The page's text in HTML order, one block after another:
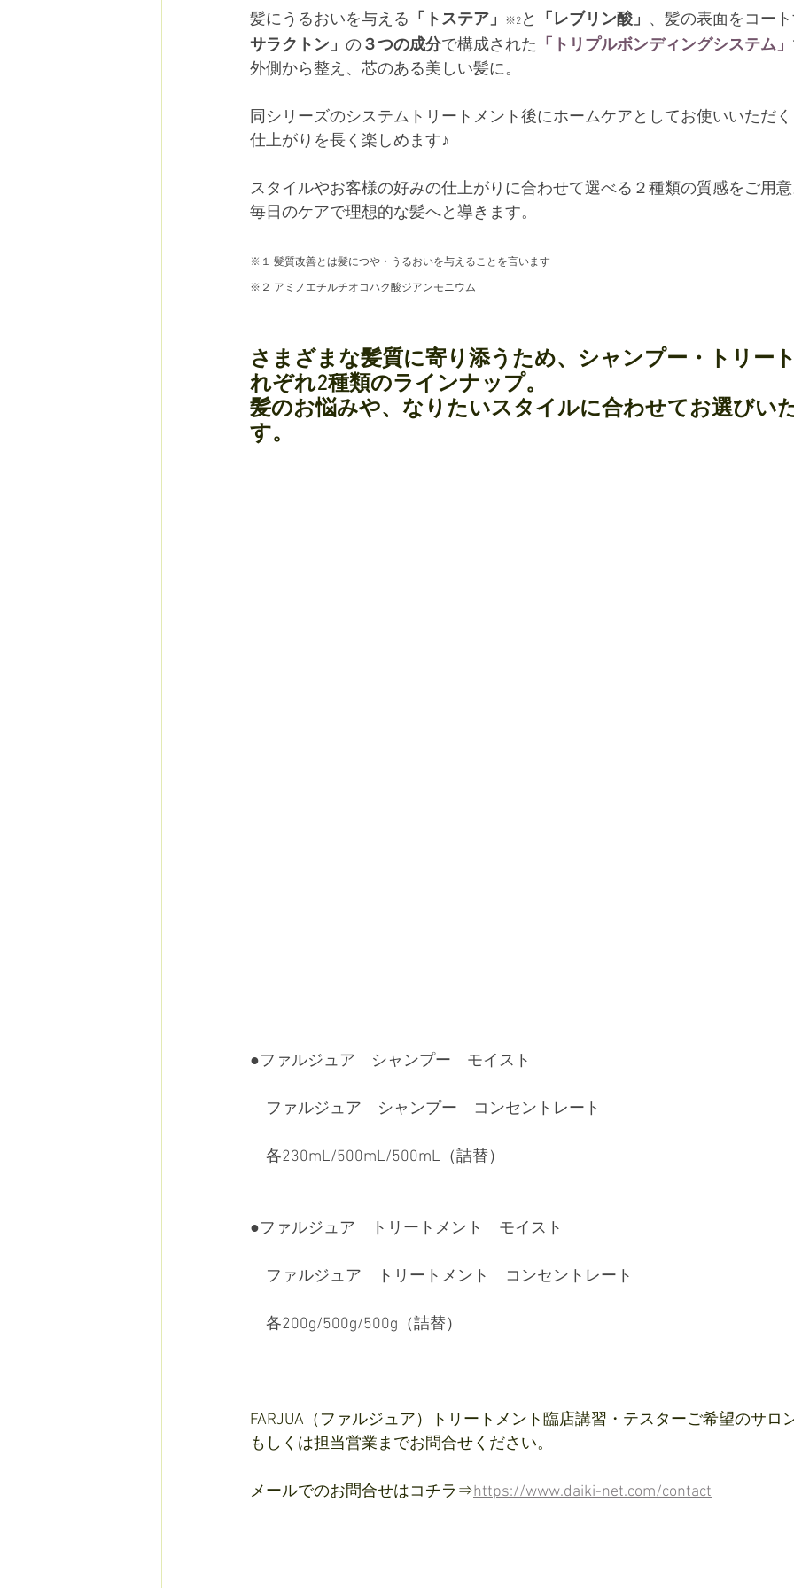
髪にうるおいを与える 「トステア」 ※2 と 「レブリン酸」 、髪の表面をコー
サラクトン」 の３つの成分で構成された 「トリプルボンディングシステム」
外側から整え、芯のある美しい髪に。
同シリーズのシステムトリートメント後にホームケアとしてお使いいただ
仕上がりを長く楽しめます♪
スタイルやお客様の好みの仕上がりに合わせて選べる２種類の質感をご用
毎日のケアで理想的な髪へと導きます。
※１ 髪質改善とは髪につや・うるおいを与えることを言います
※２ アミノエチルチオコハク酸ジアンモニウム
さまざまな髪質に寄り添うため、シャンプー・トリー
れぞれ2種類のラインナップ。
髪のお悩みや、なりたいスタイルに合わせてお選びい
す。
●ファルジュア　シャンプー　モイスト
ファルジュア　シャンプー　コンセントレート
各230mL/500mL/500mL（詰替）
●ファルジュア　トリートメント　モイスト
ファルジュア　トリートメント　コンセントレート
各200g/500g/500g（詰替）
FARJUA（ファルジュア）トリートメント臨店講習・テスターご希望のサロ
もしくは担当営業までお問合せください。
メールでのお問合せはコチラ⇒https://www.daiki-net.com/contact